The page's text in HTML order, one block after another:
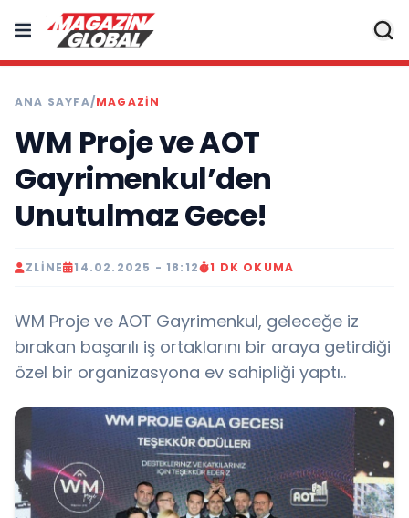
ANA SAYFA/MAGAZIN
WM Proje ve AOT
Gayrimenkul’den
Unutulmaz Gece!
ZLINE 14.02.2025 - 18:12 1 DK OKUMA
WM Proje ve AOT Gayrimenkul, geleceğe iz
bırakan başarılı iş ortaklarını bir araya getirdiği
özel bir organizasyona ev sahipliği yaptı..